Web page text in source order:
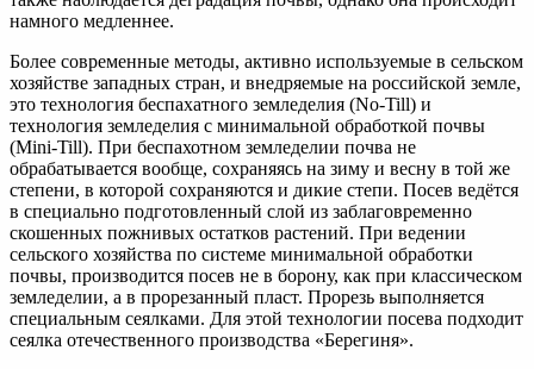
намного медленнее.
Более современные методы, активно используемые в сельском
хозяйстве западных стран, и внедряемые на российской земле,
это технология беспахатного земледелия (No-Till) и
технология земледелия с минимальной обработкой почвы
(Mini-Till). При беспахотном земледелии почва не
обрабатывается вообще, сохраняясь на зиму и весну в той же
степени, в которой сохраняются и дикие степи. Посев ведётся
в специально подготовленный слой из заблаговременно
скошенных пожнивых остатков растений. При ведении
сельского хозяйства по системе минимальной обработки
почвы, производится посев не в борону, как при классическом
земледелии, а в прорезанный пласт. Прорезь выполняется
специальным сеялками. Для этой технологии посева подходит
сеялка отечественного производства «Берегиня».